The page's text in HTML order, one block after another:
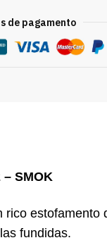
de pagamento
– SMOK
estofamento
fundidas.